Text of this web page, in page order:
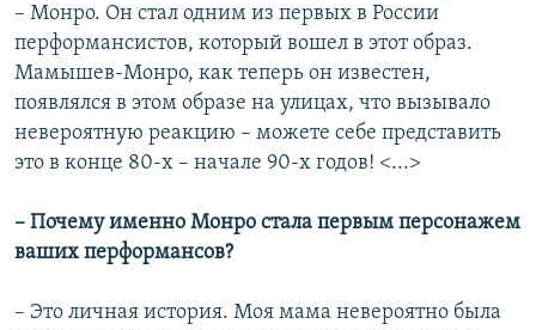
– Монро. Он стал одним из первых в России
перформансистов, который вошел в этот образ.
Мамышев-Монро, как теперь он известен,
появлялся в этом образе на улицах, что вызывало
невероятную реакцию – можете себе представить
это в конце 80-х – начале 90-х годов! <...>
– Почему именно Монро стала первым персонажем
ваших перформансов?
– Это личная история. Моя мама невероятно была